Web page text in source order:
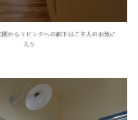
からリビングへの廊下はご主人のお気に
入り